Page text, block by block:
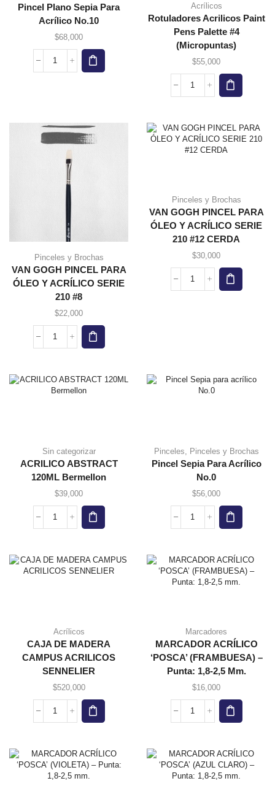
Pincel Plano Sepia Para
Acrílico No.10
$68,000
Acrílicos
Rotuladores Acrilicos Paint
Pens Palette #4
(Micropuntas)
$55,000
Pinceles y Brochas
VAN GOGH PINCEL PARA
ÓLEO Y ACRÍLICO SERIE
210 #8
$22,000
Pinceles y Brochas
VAN GOGH PINCEL PARA
ÓLEO Y ACRÍLICO SERIE
210 #12 CERDA
$30,000
Sin categorizar
ACRILICO ABSTRACT
120ML Bermellon
$39,000
Pinceles Pinceles y Brochas
Pincel Sepia Para Acrílico
No.0
$56,000
Acrílicos
CAJA DE MADERA
CAMPUS ACRILICOS
SENNELIER
$520,000
Marcadores
MARCADOR ACRÍLICO
‘POSCA’ (FRAMBUESA) –
Punta: 1,8-2,5 Mm.
$16,000